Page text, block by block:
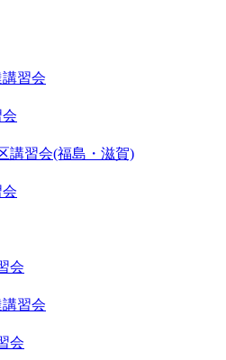
習会
講習会(福島・滋賀)
会
習会
会